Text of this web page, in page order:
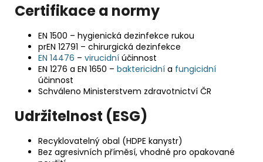
Certifikace a normy
EN 1500 – hygienická dezinfekce rukou
prEN 12791 – chirurgická dezinfekce
EN 14476 – virucidní účinnost
EN 1276 a EN 1650 – baktericidní a fungicidní
účinnost
Schváleno Ministerstvem zdravotnictví ČR
Udržitelnost (ESG)
Recyklovatelný obal (HDPE kanystr)
Bez agresivních příměsí, vhodné pro opakované